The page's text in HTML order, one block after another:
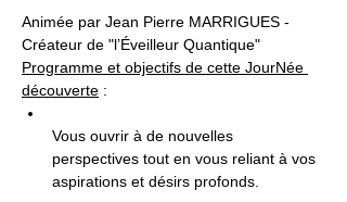
Animée par Jean Pierre MARRIGUES -
Créateur de "l’Éveilleur Quantique"
Programme et objectifs de cette JourNée
découverte
Vous ouvrir à de nouvelles
perspectives tout en vous reliant à vos